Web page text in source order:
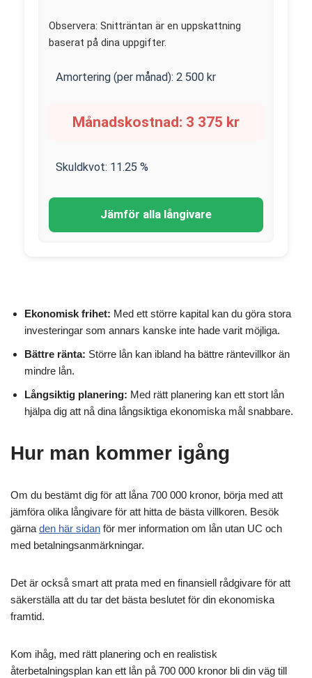
Observera: Snitträntan är en uppskattning
baserat på dina uppgifter.
Amortering (per månad): 2 500 kr
Månadskostnad: 3 375 kr
Skuldkvot: 11.25 %
Jämför alla långivare
Ekonomisk frihet: Med ett större kapital kan du göra stora
investeringar som annars kanske inte hade varit möjliga.
Bättre ränta: Större lån kan ibland ha bättre räntevillkor än
mindre lån.
Långsiktig planering: Med rätt planering kan ett stort lån
hjälpa dig att nå dina långsiktiga ekonomiska mål snabbare.
Hur man kommer igång
Om du bestämt dig för att låna 700 000 kronor, börja med att
jämföra olika långivare för att hitta de bästa villkoren. Besök
gärna den här sidan för mer information om lån utan UC och
med betalningsanmärkningar.
Det är också smart att prata med en finansiell rådgivare för att
säkerställa att du tar det bästa beslutet för din ekonomiska
framtid.
Kom ihåg, med rätt planering och en realistisk
återbetalningsplan kan ett lån på 700 000 kronor bli din väg till